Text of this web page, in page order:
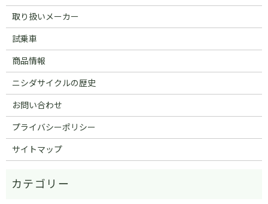
取り扱いメーカー
試乗車
商品情報
ニシダサイクルの歴史
お問い合わせ
プライバシーポリシー
サイトマップ